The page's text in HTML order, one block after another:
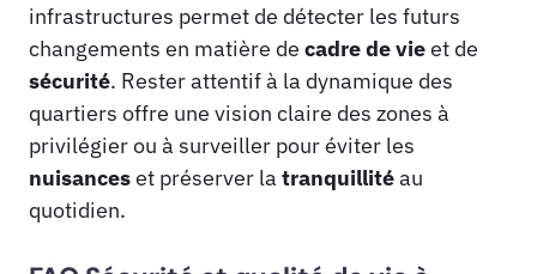
infrastructures permet de détecter les futurs
changements en matière de cadre de vieet de
sécurité. Rester attentif à la dynamique des
quartiers offre une vision claire des zones à
privilégier ou à surveiller pour éviter les
nuisanceset préserver la tranquillitéau
quotidien.